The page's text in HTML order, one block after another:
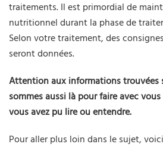
traitements. Il est primordial de
nutritionnel durant la phase de
Selon votre traitement, des
seront données.
Attention aux informations trouvées
sommes aussi là pour faire avec
vous avez pu lire ou entendre.
Pour aller plus loin dans le sujet,